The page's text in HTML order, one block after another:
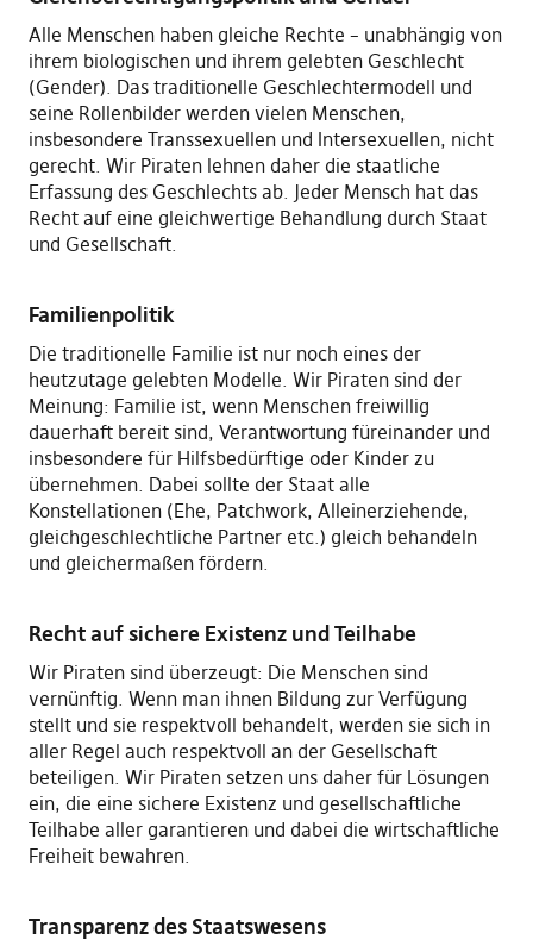
Alle Menschen haben gleiche Rechte – unabhängig von
ihrem biologischen und ihrem gelebten Geschlecht
(Gender). Das traditionelle Geschlechtermodell und
seine Rollenbilder werden vielen Menschen,
insbesondere Transsexuellen und Intersexuellen, nicht
gerecht. Wir Piraten lehnen daher die staatliche
Erfassung des Geschlechts ab. Jeder Mensch hat das
Recht auf eine gleichwertige Behandlung durch Staat
und Gesellschaft.
Familienpolitik
Die traditionelle Familie ist nur noch eines der
heutzutage gelebten Modelle. Wir Piraten sind der
Meinung: Familie ist, wenn Menschen freiwillig
dauerhaft bereit sind, Verantwortung füreinander und
insbesondere für Hilfsbedürftige oder Kinder zu
übernehmen. Dabei sollte der Staat alle
Konstellationen (Ehe, Patchwork, Alleinerziehende,
gleichgeschlechtliche Partner etc.) gleich behandeln
und gleichermaßen fördern.
Recht auf sichere Existenz und Teilhabe
Wir Piraten sind überzeugt: Die Menschen sind
vernünftig. Wenn man ihnen Bildung zur Verfügung
stellt und sie respektvoll behandelt, werden sie sich in
aller Regel auch respektvoll an der Gesellschaft
beteiligen. Wir Piraten setzen uns daher für Lösungen
ein, die eine sichere Existenz und gesellschaftliche
Teilhabe aller garantieren und dabei die wirtschaftliche
Freiheit bewahren.
Transparenz des Staatswesens